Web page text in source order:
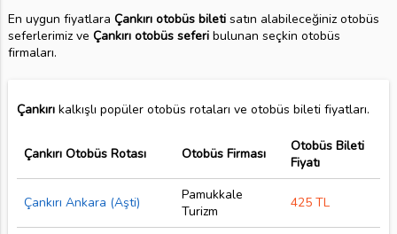
En uygun fiyatlara Çankırı otobüs biletisatın alabileceğiniz otobüs
seferlerimiz ve Çankırı otobüs seferibulunan seçkin otobüs
firmaları.
Çankırıkalkışlı popüler otobüs rotaları ve otobüs bileti fiyatları.
Çankırı Otobüs Rotası Otobüs Firması
Otobüs Bileti
Fiyatı
Çankırı Ankara (Aşti)
Pamukkale
Turizm
425 TL